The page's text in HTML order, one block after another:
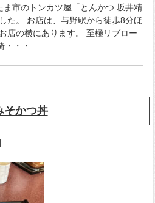
市のトンカツ屋「とんかつ 坂井精
た。 お店は、与野駅から徒歩8分ほ
店の横にあります。 至極リブロー
・・
そかつ丼